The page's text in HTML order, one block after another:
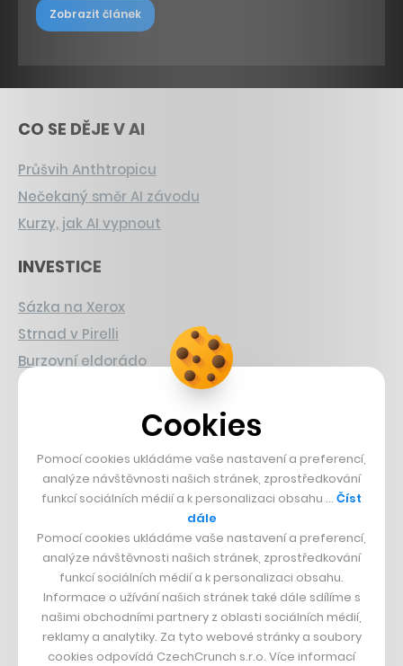
Zobrazit článek
CO SE DĚJE V AI
Průšvih Anthtropicu
Nečekaný směr AI závodu
Kurzy, jak AI vypnout
INVESTICE
Sázka na Xerox
Strnad v Pirelli
Burzovní eldorádo
Francouzský šéfkuchař na Šumavě
Dva golfisti, co pečou
DESIGN
Bomma není tichá
Originální hodinky
Nábytek z betonu
Cookies
Pomocí cookies ukládáme vaše nastavení a preferencí,
analýze návštěvnosti našich stránek, zprostředkování
funkcí sociálních médií a k personalizaci obsahu … Číst
dále
Pomocí cookies ukládáme vaše nastavení a preferencí,
analýze návštěvnosti našich stránek, zprostředkování
funkcí sociálních médií a k personalizaci obsahu.
Informace o užívání našich stránek také dále sdílíme s
našimi obchodními partnery z oblasti sociálních médií,
reklamy a analytiky. Za tyto webové stránky a soubory
cookies odpovídá CzechCrunch s.r.o. Více informací